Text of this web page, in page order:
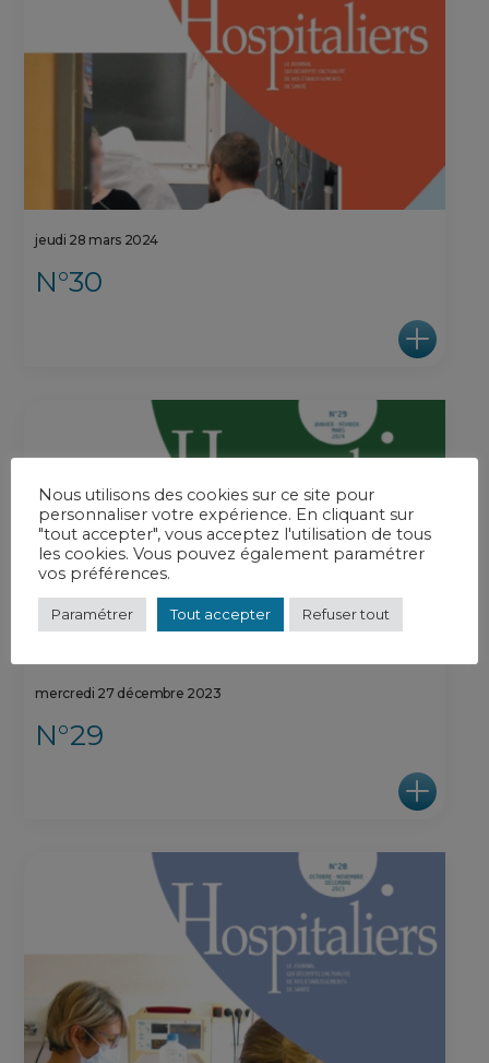
jeudi 28 mars 2024
N°30
mercredi 27 décembre 2023
N°29
Nous utilisons des cookies sur ce site pour
personnaliser votre expérience. En cliquant sur
"tout accepter", vous acceptez l'utilisation de tous
les cookies. Vous pouvez également paramétrer
vos préférences.
Paramétrer Tout accepter Refuser tout